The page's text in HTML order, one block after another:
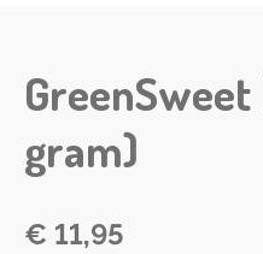
gram)
€ 11,95